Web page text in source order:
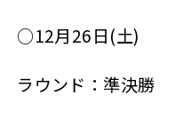
○12月26日(土)
ラウンド：準決勝